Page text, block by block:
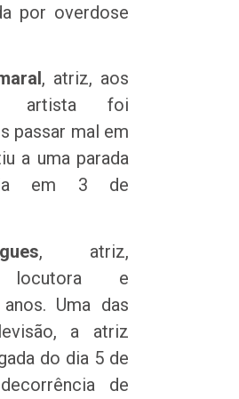
por overdose
, atriz, aos
artista foi
passar mal em
a uma parada
em 3 de
, atriz,
locutora e
Uma das
a atriz
do dia 5 de
de